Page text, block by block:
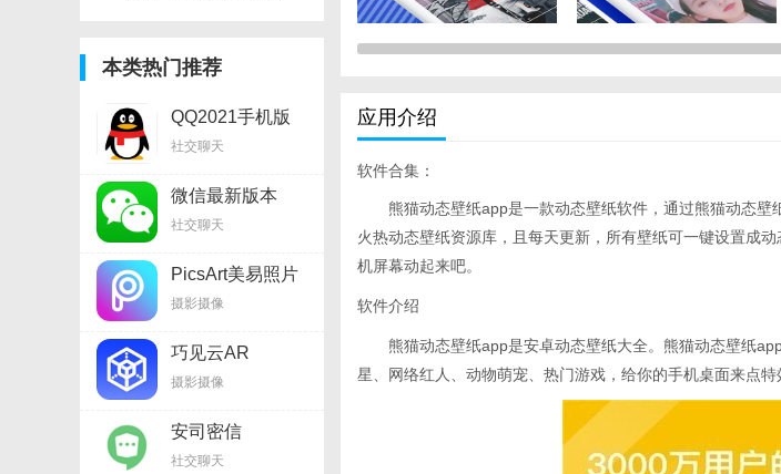
本类热门推荐
QQ2021手机版
v8.8.17安卓软件
社交聊天
微信最新版本
v8.0.11安卓软件
社交聊天
PicsArt美易照片
编辑v17.8.58安卓
软件
摄影摄像
巧见云AR
摄影摄像
安司密信
v2.6.40.210827安
社交聊天
应用介绍
软件合集：
熊猫动态壁纸app是一款动态壁纸软件，通过熊猫动态
火热动态壁纸资源库，且每天更新，所有壁纸可一键设置成
机屏幕动起来吧。
软件介绍
熊猫动态壁纸app是安卓动态壁纸大全。熊猫动态壁纸
星、网络红人、动物萌宠、热门游戏，给你的手机桌面来点特